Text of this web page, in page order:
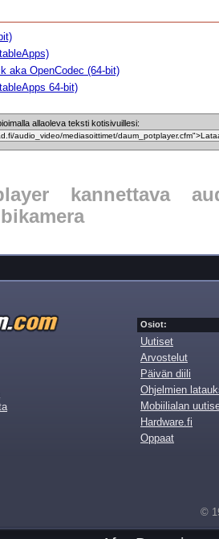
aka OpenCodec (64-bit)
64-bit)
allaoleva teksti kotisivuillesi:
kannettava
Osiot:
Uutiset
Arvostelut
Päivän diili
Ohjelmien
Mobiilialan
Hardware.fi
Oppaat
©